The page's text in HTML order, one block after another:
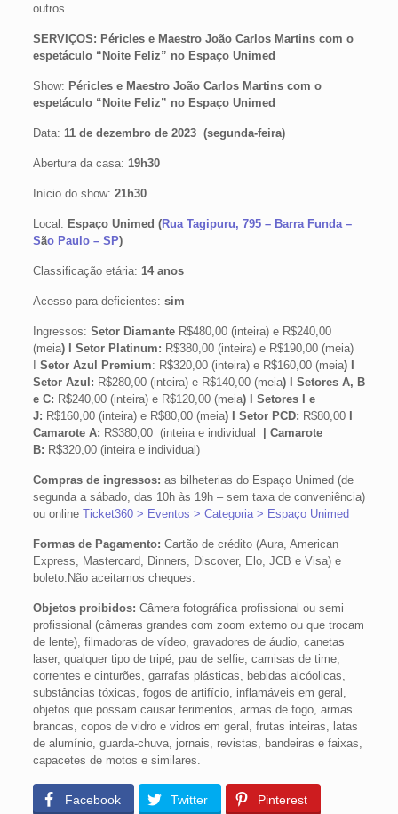
outros.
SERVIÇOS: Péricles e Maestro João Carlos Martins com o
espetáculo “Noite Feliz” no Espaço Unimed
Show: Péricles e Maestro João Carlos Martins com o
espetáculo “Noite Feliz” no Espaço Unimed
Data: 11 de dezembro de 2023 (segunda-feira)
Abertura da casa: 19h30
Início do show: 21h30
Local: Espaço Unimed (Rua Tagipuru, 795 – Barra Funda –
São Paulo – SP)
Classificação etária: 14 anos
Acesso para deficientes: sim
Ingressos: Setor Diamante R$480,00 (inteira) e R$240,00
(meia) I Setor Platinum: R$380,00 (inteira) e R$190,00 (meia)
Setor Azul Premium: R$320,00 (inteira) e R$160,00 (meia) I
Setor Azul: R$280,00 (inteira) e R$140,00 (meia) I Setores A, B
e C: R$240,00 (inteira) e R$120,00 (meia) I Setores I e
J: R$160,00 (inteira) e R$80,00 (meia) I Setor PCD: R$80,00I
Camarote A: R$380,00 (inteira e individual
| Camarote
B: R$320,00 (inteira e individual)
Compras de ingressos: as bilheterias do Espaço Unimed (de
segunda a sábado, das 10h às 19h – sem taxa de conveniência)
ou online Ticket360 > Eventos > Categoria > Espaço Unimed
Formas de Pagamento: Cartão de crédito (Aura, American
Express, Mastercard, Dinners, Discover, Elo, JCB e Visa) e
boleto.Não aceitamos cheques.
Objetos proibidos: Câmera fotográfica profissional ou semi
profissional (câmeras grandes com zoom externo ou que trocam
de lente), filmadoras de vídeo, gravadores de áudio, canetas
laser, qualquer tipo de tripé, pau de selfie, camisas de time,
correntes e cinturões, garrafas plásticas, bebidas alcóolicas,
substâncias tóxicas, fogos de artifício, inflamáveis em geral,
objetos que possam causar ferimentos, armas de fogo, armas
brancas, copos de vidro e vidros em geral, frutas inteiras, latas
de alumínio, guarda-chuva, jornais, revistas, bandeiras e faixas,
capacetes de motos e similares.
Facebook Twitter Pinterest